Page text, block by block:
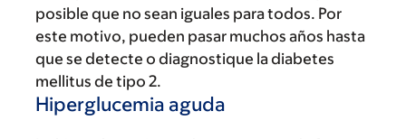
posible que no sean iguales para todos. Por
este motivo, pueden pasar muchos años hasta
que se detecte o diagnostique la diabetes
mellitus de tipo 2.
Hiperglucemia aguda